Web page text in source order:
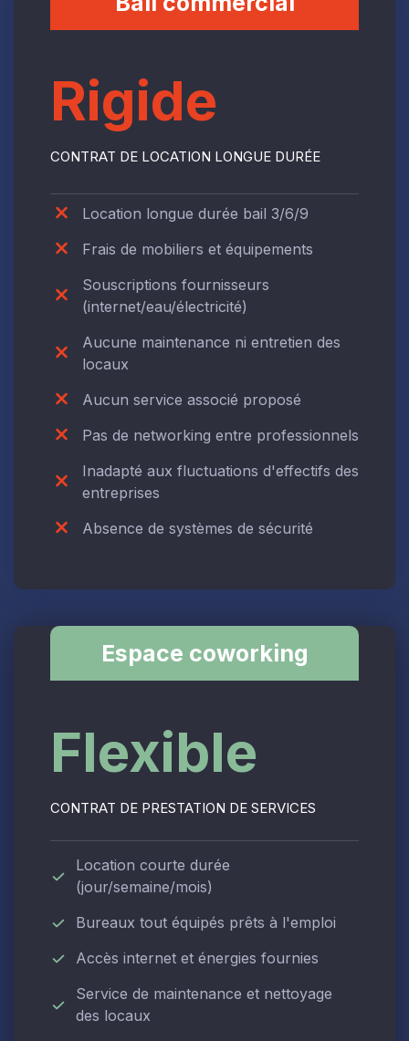
Rigide
CONTRAT DE LOCATION LONGUE DURÉE
Location longue durée bail 3/6/9
Frais de mobiliers et équipements
Souscriptions fournisseurs
(internet/eau/électricité)
Aucune maintenance ni entretien des
locaux
Aucun service associé proposé
Pas de networking entre professionnels
Inadapté aux fluctuations d'effectifs des
entreprises
Absence de systèmes de sécurité
Espace coworking
Flexible
CONTRAT DE PRESTATION DE SERVICES
Location courte durée
(jour/semaine/mois)
Bureaux tout équipés prêts à l'emploi
Accès internet et énergies fournies
Service de maintenance et nettoyage
des locaux